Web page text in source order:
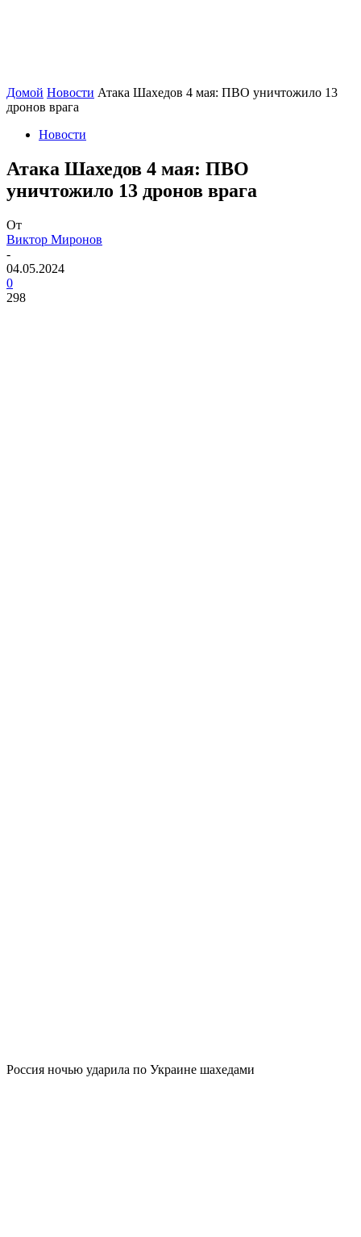
Домой Новости Атака Шахедов 4 мая: ПВО уничтожило 13
дронов врага
Новости
Атака Шахедов 4 мая: ПВО
уничтожило 13 дронов врага
От
Виктор Миронов
-
04.05.2024
0
298
Россия ночью ударила по Украине шахедами